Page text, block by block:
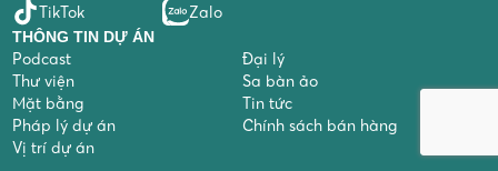
TikTok
Zalo
THÔNG TIN DỰ ÁN
Podcast
Đại lý
Thư viện
Sa bàn ảo
Mặt bằng
Tin tức
Pháp lý dự án
Chính sách bán hàng
Vị trí dự án